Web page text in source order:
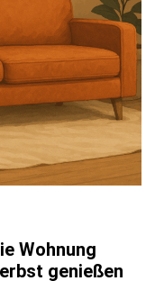
Wohnung
genießen